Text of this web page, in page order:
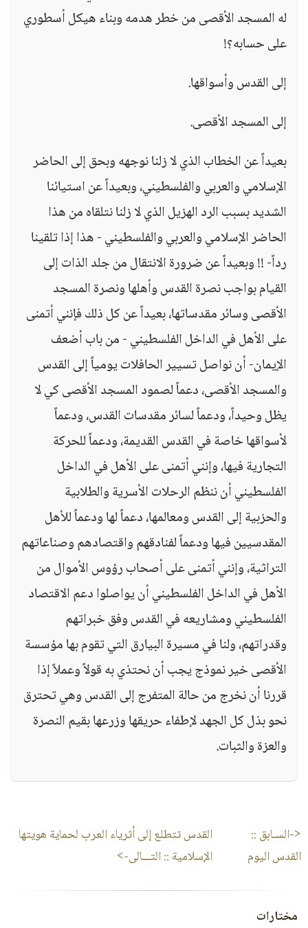
له المسجد الأقصى من خطر هدمه وبناء هيكل أسطوري
على حسابه؟!
إلى القدس وأسواقها.
إلى المسجد الأقصى.
بعيداً عن الخطاب الذي لا زلنا نوجهه وبحق إلى الحاضر
الإسلامي والعربي والفلسطيني، وبعيداً عن استيائنا
الشديد بسبب الرد الهزيل الذي لا زلنا نتلقاه من هذا
الحاضر الإسلامي والعربي والفلسطيني - هذا إذا تلقينا
رداً- !! وبعيداً عن ضرورة الانتقال من جلد الذات إلى
القيام بواجب نصرة القدس وأهلها ونصرة المسجد
الأقصى وسائر مقدساتها، بعيداً عن كل ذلك فإنني أتمنى
على الأهل في الداخل الفلسطيني - من باب أضعف
الإيمان- أن نواصل تسيير الحافلات يومياً إلى القدس
والمسجد الأقصى، دعماً لصمود المسجد الأقصى كي لا
يظل وحيداً، ودعماً لسائر مقدسات القدس، ودعماً
لأسواقها خاصة في القدس القديمة، ودعماً للحركة
التجارية فيها، وإنني أتمنى على الأهل في الداخل
الفلسطيني أن ننظم الرحلات الأسرية والطلابية
والحزبية إلى القدس ومعالمها، دعماً لها ودعماً للأهل
المقدسيين فيها ودعماً لفنادقهم واقتصادهم وصناعاتهم
التراثية، وإنني أتمنى على أصحاب رؤوس الأموال من
الأهل في الداخل الفلسطيني أن يواصلوا دعم الاقتصاد
الفلسطيني ومشاريعه في القدس وفق خبراتهم
وقدراتهم، ولنا في مسيرة البيارق التي تقوم بها مؤسسة
الأقصى خير نموذج يجب أن نحتذي به قولاً وعملاً إذا
قررنا أن نخرج من حالة المتفرج إلى القدس وهي تحترق
نحو بذل كل الجهد لإطفاء حريقها وزرعها بقيم النصرة
والعزة والثبات.
<-السـابق ::
القدس اليوم
القدس تتطلع إلى أثرياء العرب لحماية هويتها
الإسلامية :: التـــالى->
مختارات